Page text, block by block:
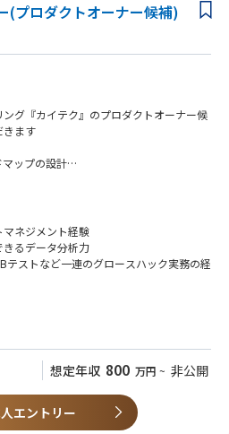
(プロダクトオーナー候補)
グ『カイテク』のプロダクトオーナー候
きます
マップの設計
ューなどを通じたプロダクト企画
ジェクトマネジメント
分析、施策設計、高速PDCA)
トチームの組成、マネジメント
真ん中の課題をProductで解決していく
)、to C(介護職/看護師)の両方が見れるPr
チングPlatformではなく、多くのオペレ
要素もあり
客反応がすぐに見られる)
量もって意思決定できるポジションであ
マネジメント経験
きるデータ分析力
テストなど一連のグロースハック実務の経
ナーとの開発推進経験
を大きく改善した経験
手法に関する知識・経験がある
験(業務プロセスの効率化や自動化の推進)
の基礎知識(エンジニアリングチームと円
想定年収 800 万円 ~ 非公開
エントリー